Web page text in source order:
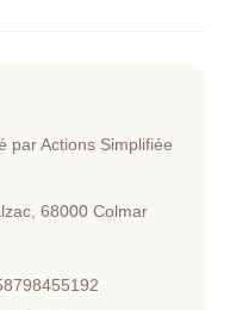
par Actions Simplifiée
68000 Colmar